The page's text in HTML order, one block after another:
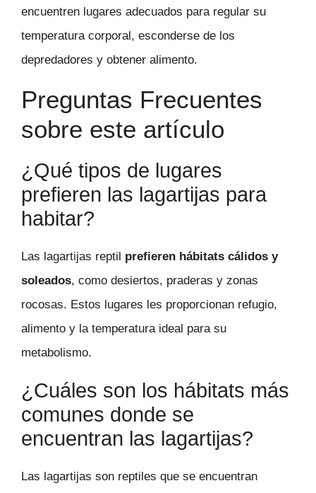
encuentren lugares adecuados para regular su
temperatura corporal, esconderse de los
depredadores y obtener alimento.
Preguntas Frecuentes
sobre este artículo
¿Qué tipos de lugares
prefieren las lagartijas para
habitar?
Las lagartijas reptil prefieren hábitats cálidos y
soleados, como desiertos, praderas y zonas
rocosas. Estos lugares les proporcionan refugio,
alimento y la temperatura ideal para su
metabolismo.
¿Cuáles son los hábitats más
comunes donde se
encuentran las lagartijas?
Las lagartijas son reptiles que se encuentran